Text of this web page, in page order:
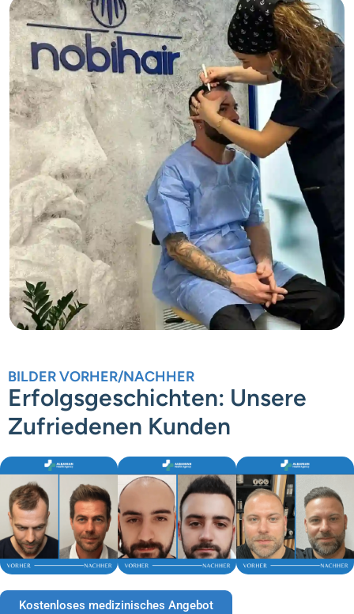
BILDER VORHER/NACHHER
Erfolgsgeschichten: Unsere
Zufriedenen Kunden
Kostenloses medizinisches Angebot